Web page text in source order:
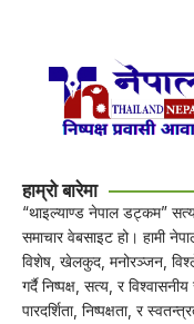
हाम्रो बारेमा
“थाइल्याण्ड नेपाल डट्कम”
समाचार वेबसाइट हो। हामी
विशेष, खेलकुद, मनोरञ्जन,
गर्दै निष्पक्ष, सत्य, र
पारदर्शिता, निष्पक्षता, र